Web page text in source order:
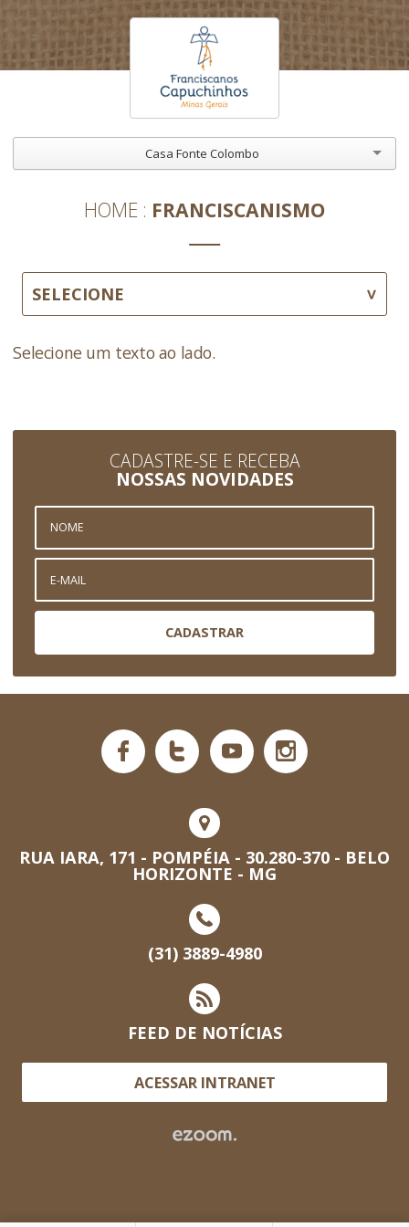
Casa Fonte Colombo
HOME FRANCISCANISMO
SELECIONE
Selecione um texto ao lado.
CADASTRE-SE E RECEBA
NOSSAS NOVIDADES
CADASTRAR
RUA IARA, 171 - POMPÉIA - 30.280-370 - BELO
HORIZONTE - MG
(31) 3889-4980
FEED DE NOTÍCIAS
ACESSAR INTRANET